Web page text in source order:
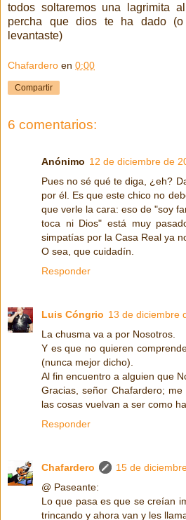
todos soltaremos una lagrimita
percha que dios te ha dado
levantaste)
Chafardero en 0:00
Compartir
6 comentarios:
Anónimo 12 de diciembre de
Pues no sé qué te diga, ¿eh?
por él. Es que este chico no
que verle la cara: eso de "soy
toca ni Dios" está muy
simpatías por la Casa Real ya
O sea, que cuidadín.
Responder
Luis Cóngrio 13 de diciembre
La chusma va a por Nosotros.
Y es que no quieren
(nunca mejor dicho).
Al fin encuentro a alguien que
Gracias, señor Chafardero;
las cosas vuelvan a ser como
Responder
Chafardero
15 de
@ Paseante:
Lo que pasa es que se creían
trincando y ahora van y les